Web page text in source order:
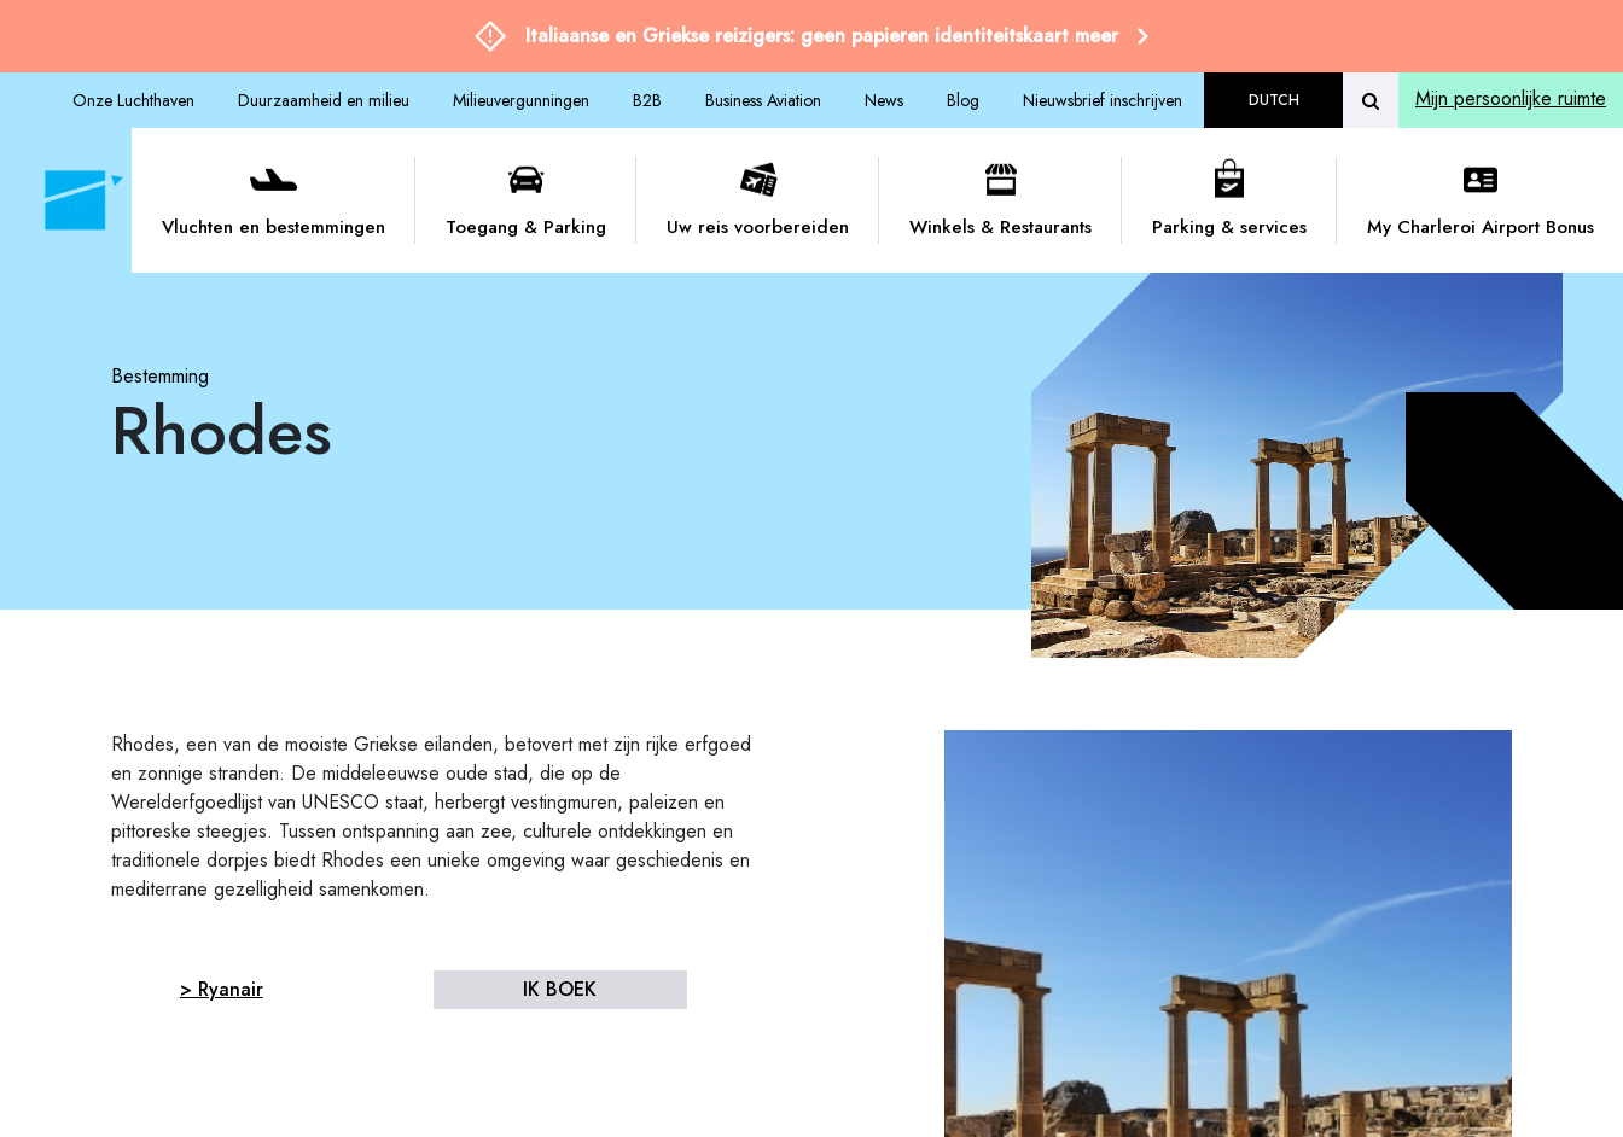
Italiaanse en Griekse reizigers: geen papieren identiteitskaart meer
Onze Luchthaven Duurzaamheid en milieu Milieuvergunningen B2B Business Aviation News Blog Nieuwsbrief inschrijven DUTCH Mijn persoonlijke ruimte
Vluchten en bestemmingen Toegang & Parking Uw reis voorbereiden Winkels & Restaurants Parking & services My Charleroi Airport Bonus
Bestemming
Rhodes
Rhodes, een van de mooiste Griekse eilanden, betovert met zijn rijke erfgoed
en zonnige stranden. De middeleeuwse oude stad, die op de
Werelderfgoedlijst van UNESCO staat, herbergt vestingmuren, paleizen en
pittoreske steegjes. Tussen ontspanning aan zee, culturele ontdekkingen en
traditionele dorpjes biedt Rhodes een unieke omgeving waar geschiedenis en
mediterrane gezelligheid samenkomen.
> Ryanair IK BOEK